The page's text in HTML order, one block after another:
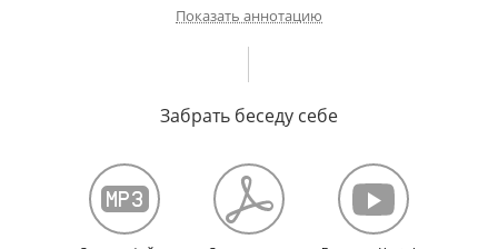
академическое образование. Друзья дома — профессиональные
художники. Особенности творческого метода Шавката
Где выставлялись непрофессиональные художники в1970-е
годы. Определение собственного стиля. Что такое метареализм.
Об обучении внуков рисованию. Знакомство с Третьяковкой
и Пушкинским музеем. Влияние Модильяни. Отношение
Показать аннотацию
Забрать беседу себе